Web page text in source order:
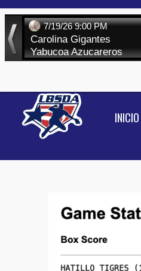
Skip
to
content
INICIO